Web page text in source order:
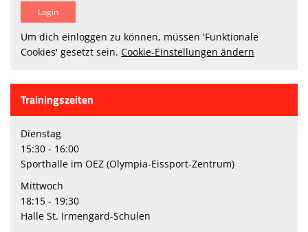
Um dich einloggen zu können, müssen 'Funktionale
Cookies' gesetzt sein. Cookie-Einstellungen ändern
Trainingszeiten
Dienstag
15:30 - 16:00
Sporthalle im OEZ (Olympia-Eissport-Zentrum)
Mittwoch
18:15 - 19:30
Halle St. Irmengard-Schulen